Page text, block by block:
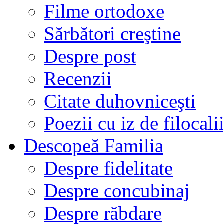
Filme ortodoxe
Sărbători creştine
Despre post
Recenzii
Citate duhovniceşti
Poezii cu iz de
Descopeă Familia
Despre fidelitate
Despre concubinaj
Despre răbdare